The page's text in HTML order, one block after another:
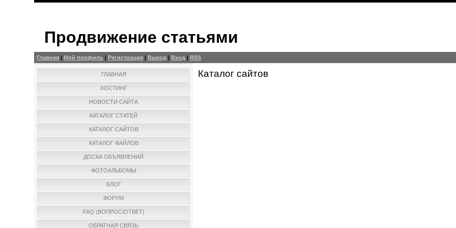
Продвижение статьями
Главная |Мой профиль |Регистрация |Выход |Вход |RSS
ГЛАВНАЯ
ХОСТИНГ
НОВОСТИ САЙТА
КАТАЛОГ СТАТЕЙ
КАТАЛОГ САЙТОВ
КАТАЛОГ ФАЙЛОВ
ДОСКА ОБЪЯВЛЕНИЙ
ФОТОАЛЬБОМЫ
БЛОГ
ФОРУМ
FAQ (ВОПРОС/ОТВЕТ)
ОБРАТНАЯ СВЯЗЬ
Каталог сайтов